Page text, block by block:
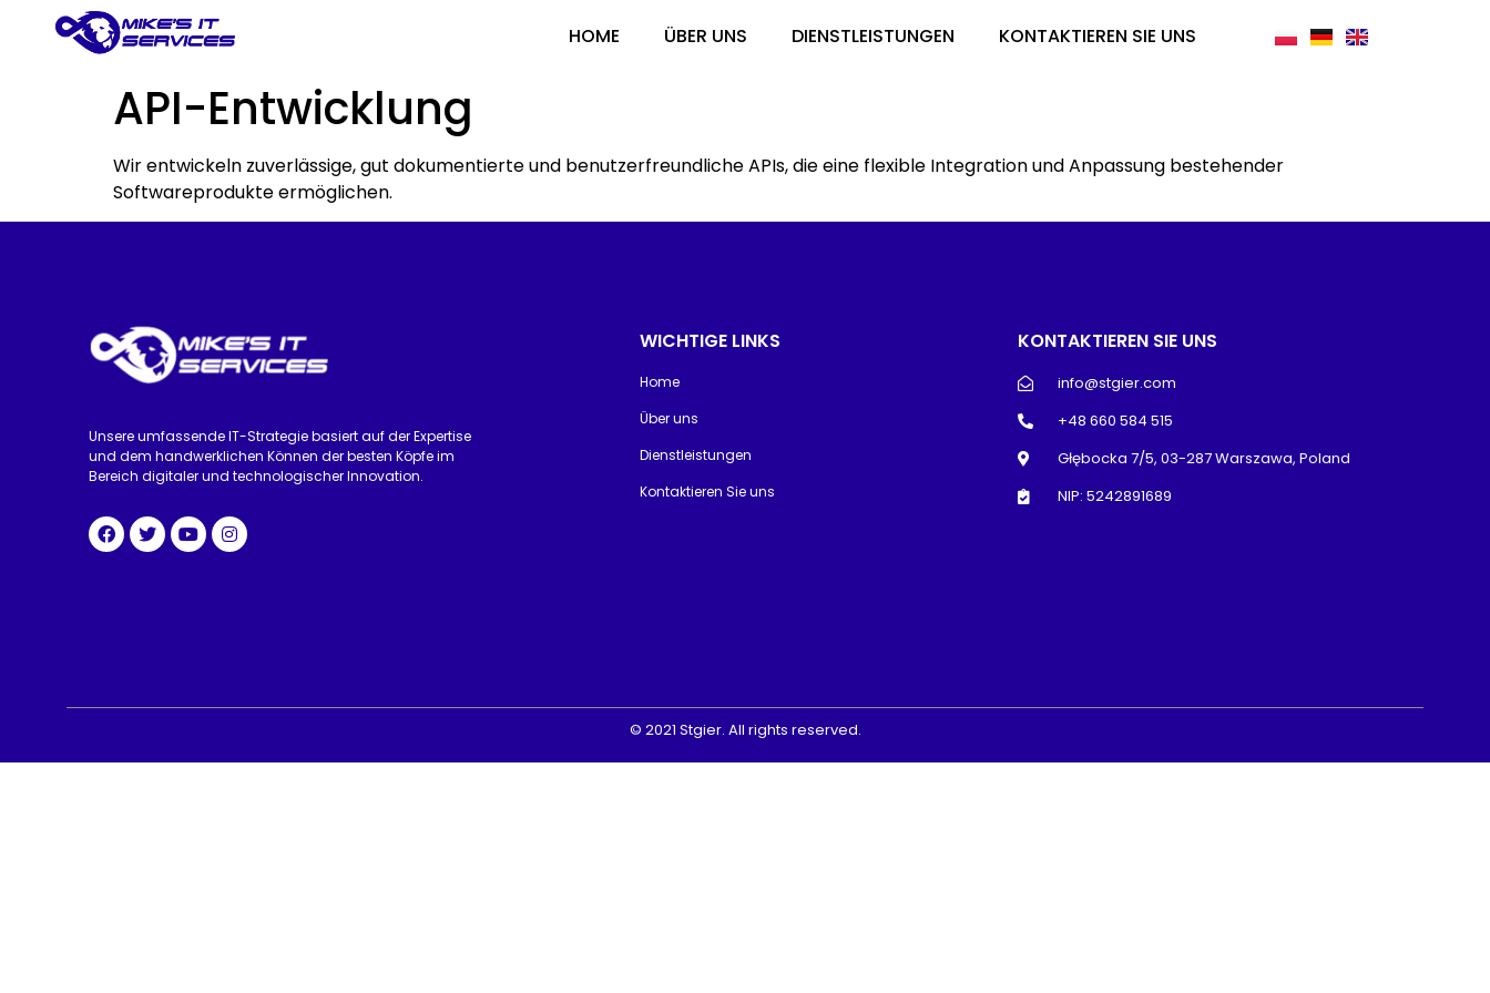
HOME ÜBER UNS DIENSTLEISTUNGEN KONTAKTIEREN SIE UNS
API-Entwicklung
Wir entwickeln zuverlässige, gut dokumentierte und benutzerfreundliche APIs, die eine flexible Integration und Anpassung bestehender
Softwareprodukte ermöglichen.
Unsere umfassende IT-Strategie basiert auf der Expertise
und dem handwerklichen Können der besten Köpfe im
Bereich digitaler und technologischer Innovation.
WICHTIGE LINKS
Home
Über uns
Dienstleistungen
Kontaktieren Sie uns
KONTAKTIEREN SIE UNS
info@stgier.com
+48 660 584 515
Głębocka 7/5, 03-287 Warszawa, Poland
NIP: 5242891689
© 2021 Stgier. All rights reserved.